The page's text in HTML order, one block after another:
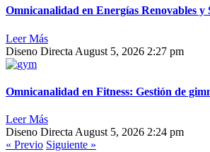
Omnicanalidad en Energías Renovables y
Leer Más
Diseno Directa August 5, 2026 2:27 pm
Omnicanalidad en Fitness: Gestión de
Leer Más
Diseno Directa August 5, 2026 2:24 pm
« Previo Siguiente »